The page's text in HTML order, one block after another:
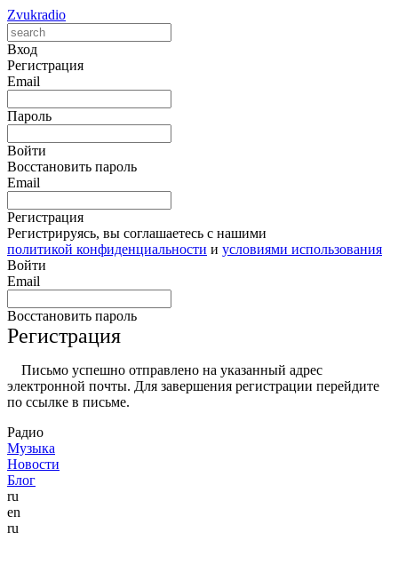
Zvukradio
Вход
Регистрация
Email
Пароль
Войти
Восстановить пароль
Email
Регистрация
Регистрируясь, вы соглашаетесь с нашими
политикой конфиденциальности и условиями использования
Войти
Email
Восстановить пароль
Регистрация
Письмо успешно отправлено на указанный адрес
электронной почты. Для завершения регистрации перейдите
по ссылке в письме.
Радио
Музыка
Новости
Блог
ru
en
ru